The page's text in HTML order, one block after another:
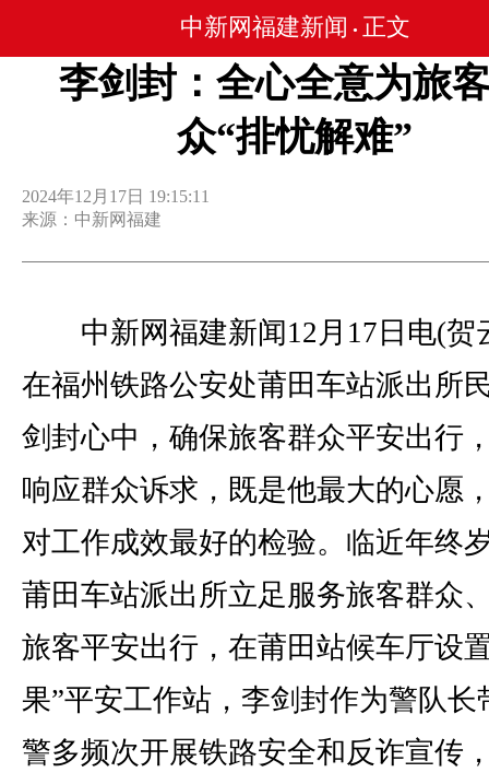
中新网福建新闻 • 正文
李剑封：全心全意为旅
众“排忧解难”
2024年12月17日 19:15:11
来源：中新网福建
中新网福建新闻12月17日电(贺
在福州铁路公安处莆田车站派出所
剑封心中，确保旅客群众平安出行
响应群众诉求，既是他最大的心愿
对工作成效最好的检验。临近年终
莆田车站派出所立足服务旅客群众
旅客平安出行，在莆田站候车厅设
果”平安工作站，李剑封作为警队长
警多频次开展铁路安全和反诈宣传